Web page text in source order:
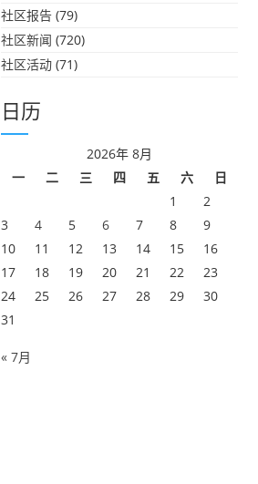
社区报告 (79)
社区新闻 (720)
社区活动 (71)
日历
2026年 8月
一
二 三 四 五 六
日
1
2
3
4 5 6 7 8
9
10
11 12 13 14 15
16
17
18 19 20 21 22
23
24
25 26 27 28 29
30
31
« 7月